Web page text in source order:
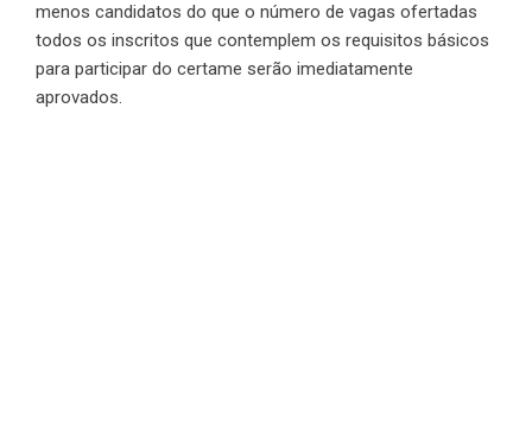
menos candidatos do que o número de vagas ofertadas
todos os inscritos que contemplem os requisitos básicos
para participar do certame serão imediatamente
aprovados.